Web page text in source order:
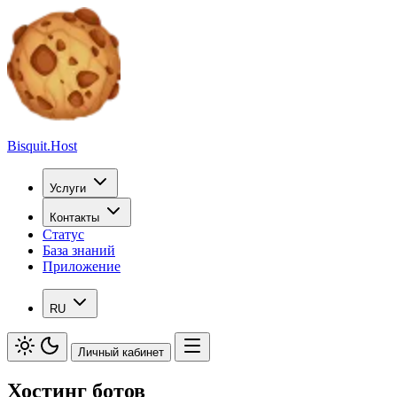
Bisquit.Host
Услуги
Контакты
Статус
База знаний
Приложение
RU
Личный кабинет
Хостинг ботов